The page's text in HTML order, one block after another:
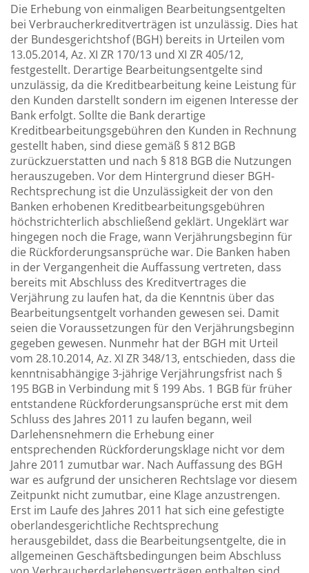
Die Erhebung von einmaligen Bearbeitungsentgelten
bei Verbraucherkreditverträgen ist unzulässig. Dies hat
der Bundesgerichtshof (BGH) bereits in Urteilen vom
13.05.2014, Az. XI ZR 170/13 und XI ZR 405/12,
festgestellt. Derartige Bearbeitungsentgelte sind
unzulässig, da die Kreditbearbeitung keine Leistung für
den Kunden darstellt sondern im eigenen Interesse der
Bank erfolgt. Sollte die Bank derartige
Kreditbearbeitungsgebühren den Kunden in Rechnung
gestellt haben, sind diese gemäß § 812 BGB
zurückzuerstatten und nach § 818 BGB die Nutzungen
herauszugeben. Vor dem Hintergrund dieser BGH-
Rechtsprechung ist die Unzulässigkeit der von den
Banken erhobenen Kreditbearbeitungsgebühren
höchstrichterlich abschließend geklärt. Ungeklärt war
hingegen noch die Frage, wann Verjährungsbeginn für
die Rückforderungsansprüche war. Die Banken haben
in der Vergangenheit die Auffassung vertreten, dass
bereits mit Abschluss des Kreditvertrages die
Verjährung zu laufen hat, da die Kenntnis über das
Bearbeitungsentgelt vorhanden gewesen sei. Damit
seien die Voraussetzungen für den Verjährungsbeginn
gegeben gewesen. Nunmehr hat der BGH mit Urteil
vom 28.10.2014, Az. XI ZR 348/13, entschieden, dass die
kenntnisabhängige 3-jährige Verjährungsfrist nach §
195 BGB in Verbindung mit § 199 Abs. 1 BGB für früher
entstandene Rückforderungsansprüche erst mit dem
Schluss des Jahres 2011 zu laufen begann, weil
Darlehensnehmern die Erhebung einer
entsprechenden Rückforderungsklage nicht vor dem
Jahre 2011 zumutbar war. Nach Auffassung des BGH
war es aufgrund der unsicheren Rechtslage vor diesem
Zeitpunkt nicht zumutbar, eine Klage anzustrengen.
Erst im Laufe des Jahres 2011 hat sich eine gefestigte
oberlandesgerichtliche Rechtsprechung
herausgebildet, dass die Bearbeitungsentgelte, die in
allgemeinen Geschäftsbedingungen beim Abschluss